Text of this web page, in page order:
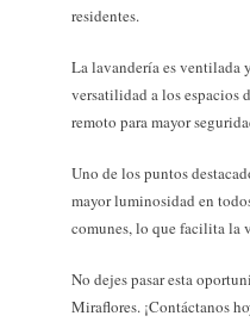
residentes.
La lavandería es ventilada
versatilidad a los espacios
remoto para mayor
Uno de los puntos
mayor luminosidad en
comunes, lo que facilita la
No dejes pasar esta
Miraflores. ¡Contáctanos